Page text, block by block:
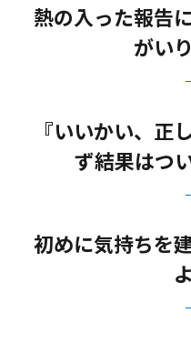
熱の入った報告
がい
『いいかい、正
ず結果はつ
初めに気持ちを